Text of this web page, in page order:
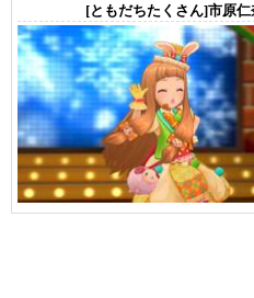
[ともだちたくさん]市原仁